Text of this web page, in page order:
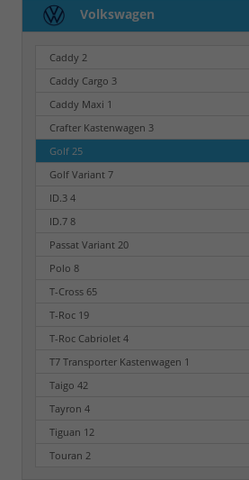
Volkswagen
Caddy 2
Caddy Cargo 3
Caddy Maxi 1
Crafter Kastenwagen 3
Golf 25
Golf Variant 7
ID.3 4
ID.7 8
Passat Variant 20
Polo 8
T-Cross 65
T-Roc 19
T-Roc Cabriolet 4
T7 Transporter Kastenwagen 1
Taigo 42
Tayron 4
Tiguan 12
Touran 2